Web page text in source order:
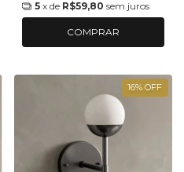
5 x de R$59,80 sem juros
COMPRAR
16% OFF